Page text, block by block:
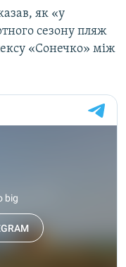
як «у
сезону пляж
«Сонечко» між